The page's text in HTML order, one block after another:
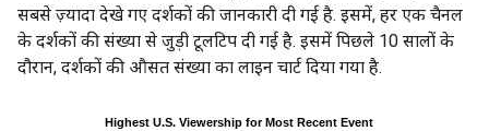
सबसे ज़्यादा देखे गए दर्शकों की जानकारी दी गई है. इसमें, हर एक चैनल
के दर्शकों की संख्या से जुड़ी टूलटिप दी गई है. इसमें पिछले 10 सालों के
दौरान, दर्शकों की औसत संख्या का लाइन चार्ट दिया गया है.